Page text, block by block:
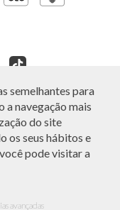
semelhantes para
a navegação mais
do site
os seus hábitos e
pode visitar a
avançadas
A BO.BÔ reserva-se no
momento.
2222.